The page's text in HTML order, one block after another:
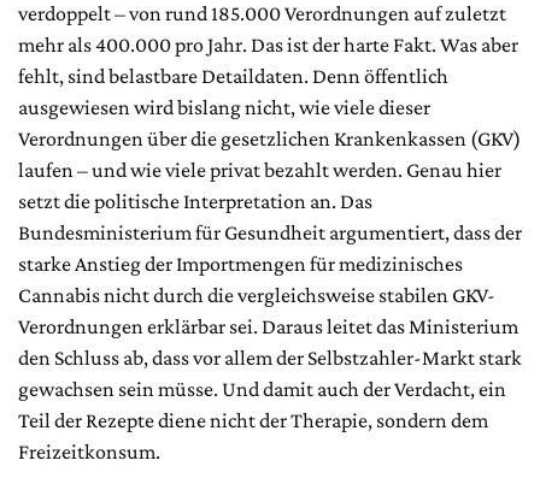
verdoppelt – von rund 185.000 Verordnungen auf zuletzt
mehr als 400.000 pro Jahr. Das ist der harte Fakt. Was aber
fehlt, sind belastbare Detaildaten. Denn öffentlich
ausgewiesen wird bislang nicht, wie viele dieser
Verordnungen über die gesetzlichen Krankenkassen (GKV)
laufen – und wie viele privat bezahlt werden. Genau hier
setzt die politische Interpretation an. Das
Bundesministerium für Gesundheit argumentiert, dass der
starke Anstieg der Importmengen für medizinisches
Cannabis nicht durch die vergleichsweise stabilen GKV-
Verordnungen erklärbar sei. Daraus leitet das Ministerium
den Schluss ab, dass vor allem der Selbstzahler-Markt stark
gewachsen sein müsse. Und damit auch der Verdacht, ein
Teil der Rezepte diene nicht der Therapie, sondern dem
Freizeitkonsum.